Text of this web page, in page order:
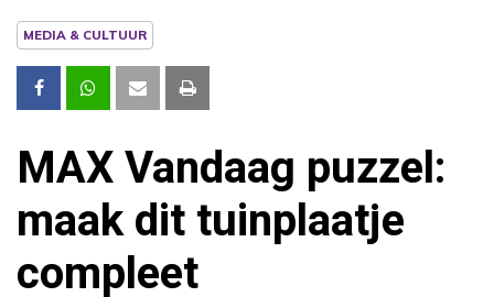
MEDIA & CULTUUR
MAX Vandaag puzzel:
maak dit tuinplaatje
compleet